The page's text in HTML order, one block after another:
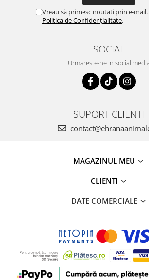
Vreau să primesc noutati prin e-mail.
Politica de Confidențialitate.
SOCIAL
Urmareste-ne in social media
SUPORT CLIENTI
MAGAZINUL MEU
CLIENTI
DATE COMERCIALE